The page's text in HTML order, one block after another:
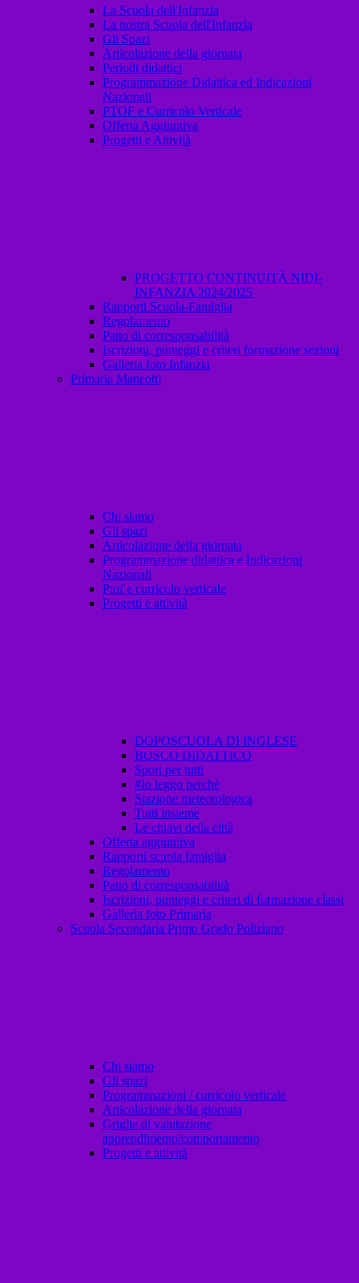
La Scuola dell'Infanzia
La nostra Scuola dell'Infanzia
Gli Spazi
Articolazione della giornata
Periodi didattici
Programmazione Didattica ed Indicazioni
Nazionali
PTOF e Curricolo Verticale
Offerta Aggiuntiva
Progetti e Attività
PROGETTO CONTINUITÀ NIDI-
INFANZIA 2024/2025
Rapporti Scuola-Famiglia
Regolamento
Patto di corresponsabilità
Iscrizioni, punteggi e criteri formazione sezioni
Galleria foto Infanzia
Primaria Matteotti
Chi siamo
Gli spazi
Articolazione della giornata
Programmazione didattica e Indicazioni
Nazionali
Ptof e curricolo verticale
Progetti e attività
DOPOSCUOLA DI INGLESE
BOSCO DIDATTICO
Sport per tutti
#Io leggo perchè
Stazione meteorologica
Tutti insieme
Le chiavi della città
Offerta aggiuntiva
Rapporti scuola famiglia
Regolamento
Patto di corresponsabilità
Iscrizioni, punteggi e criteri di formazione classi
Galleria foto Primaria
Scuola Secondaria Primo Grado Poliziano
Chi siamo
Gli spazi
Programmazioni / curricolo verticale
Articolazione della giornata
Griglie di valutazione
apprendimento/comportamento
Progetti e attività